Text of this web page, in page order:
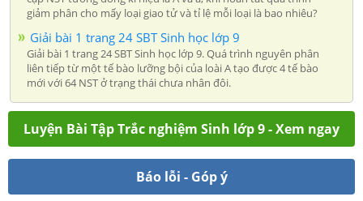
giảm phân cho mấy loại giao tử và tỉ lệ mỗi loại là bao nhiêu?
Giải bài 1 trang 24 SBT Sinh học lớp 9
Giải bài 1 trang 24 SBT Sinh học lớp 9. Quá trình nguyên phân
liên tiếp từ một tế bào lưỡng bội của loài A tạo được 4 tế bào
mới với 64 NST ở trạng thái chưa nhân đôi.
Luyện Bài Tập Trắc nghiệm Sinh lớp 9 - Xem ngay
Báo lỗi - Góp ý